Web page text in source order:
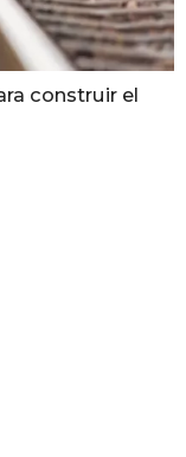
construir el